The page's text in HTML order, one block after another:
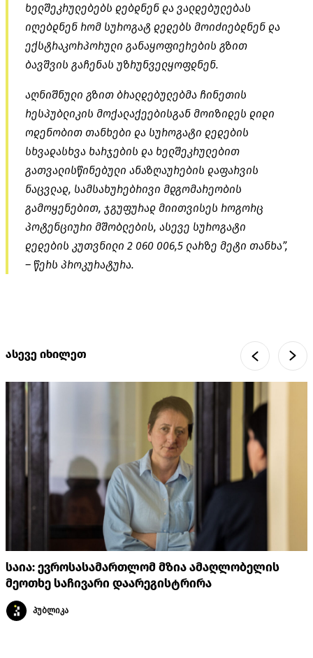
ხელშეკრულებებს დებდნენ და ვალდებულებას
იღებდნენ რომ სუროგატ დედებს მოიძიებდნენ და
ექსტრაკორპორული განაყოფიერების გზით
ბავშვის გაჩენას უზრუნველყოფდნენ.
აღნიშნული გზით ბრალდებულებმა ჩინეთის
რესპუბლიკის მოქალაქეებისგან მოიზიდეს დიდი
ოდენობით თანხები და სუროგატი დედების
სხვადასხვა ხარჯების და ხელშეკრულებით
გათვალისწინებული ანაზღაურების დაფარვის
ნაცვლად, სამსახურებრივი მდგომარეობის
გამოყენებით, ჯგუფურად მიითვისეს როგორც
პოტენციური მშობლების, ასევე სუროგატი
დედების კუთვნილი 2 060 006,5 ლარზე მეტი თანხა”,
– წერს პროკურატურა.
ასევე იხილეთ
საია: ევროსასამართლომ მზია ამაღლობელის
მეოთხე საჩივარი დაარეგისტრირა
პუბლიკა